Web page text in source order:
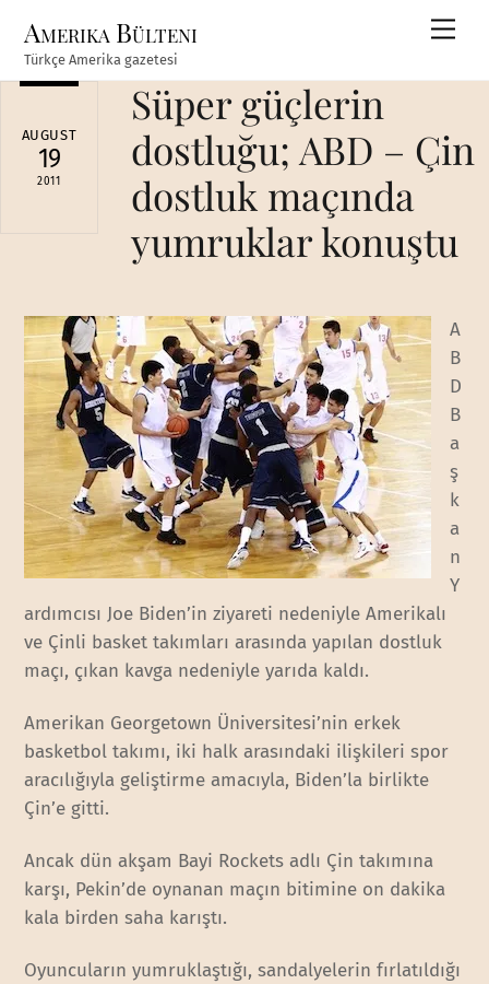
content
Amerika Bülteni
Türkçe Amerika gazetesi
AUGUST
19
2011
Süper güçlerin
dostluğu; ABD – Çin
dostluk maçında
yumruklar konuştu
A
B
D
B
a
ş
k
a
n
Y
ardımcısı Joe Biden’in ziyareti nedeniyle Amerikalı
ve Çinli basket takımları arasında yapılan dostluk
maçı, çıkan kavga nedeniyle yarıda kaldı.
Amerikan Georgetown Üniversitesi’nin erkek
basketbol takımı, iki halk arasındaki ilişkileri spor
aracılığıyla geliştirme amacıyla, Biden’la birlikte
Çin’e gitti.
Ancak dün akşam Bayi Rockets adlı Çin takımına
karşı, Pekin’de oynanan maçın bitimine on dakika
kala birden saha karıştı.
Oyuncuların yumruklaştığı, sandalyelerin fırlatıldığı